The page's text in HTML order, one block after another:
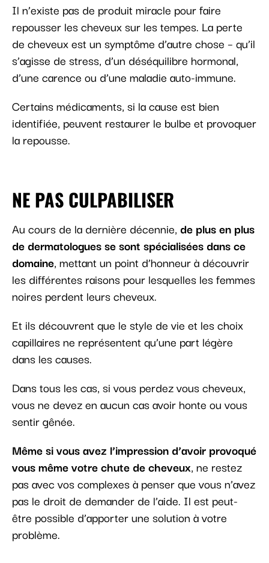
Il n’existe pas de produit miracle pour faire
repousser les cheveux sur les tempes. La perte
de cheveux est un symptôme d’autre chose – qu’il
s’agisse de stress, d’un déséquilibre hormonal,
d’une carence ou d’une maladie auto-immune.
Certains médicaments, si la cause est bien
identifiée, peuvent restaurer le bulbe et provoquer
la repousse.
NE PAS CULPABILISER
Au cours de la dernière décennie, de plus en plus
de dermatologues se sont spécialisées dans ce
domaine, mettant un point d’honneur à découvrir
les différentes raisons pour lesquelles les femmes
noires perdent leurs cheveux.
Et ils découvrent que le style de vie et les choix
capillaires ne représentent qu’une part légère
dans les causes.
Dans tous les cas, si vous perdez vous cheveux,
vous ne devez en aucun cas avoir honte ou vous
sentir gênée.
Même si vous avez l’impression d’avoir provoqué
vous même votre chute de cheveux, ne restez
pas avec vos complexes à penser que vous n’avez
pas le droit de demander de l’aide. Il est peut-
être possible d’apporter une solution à votre
problème.